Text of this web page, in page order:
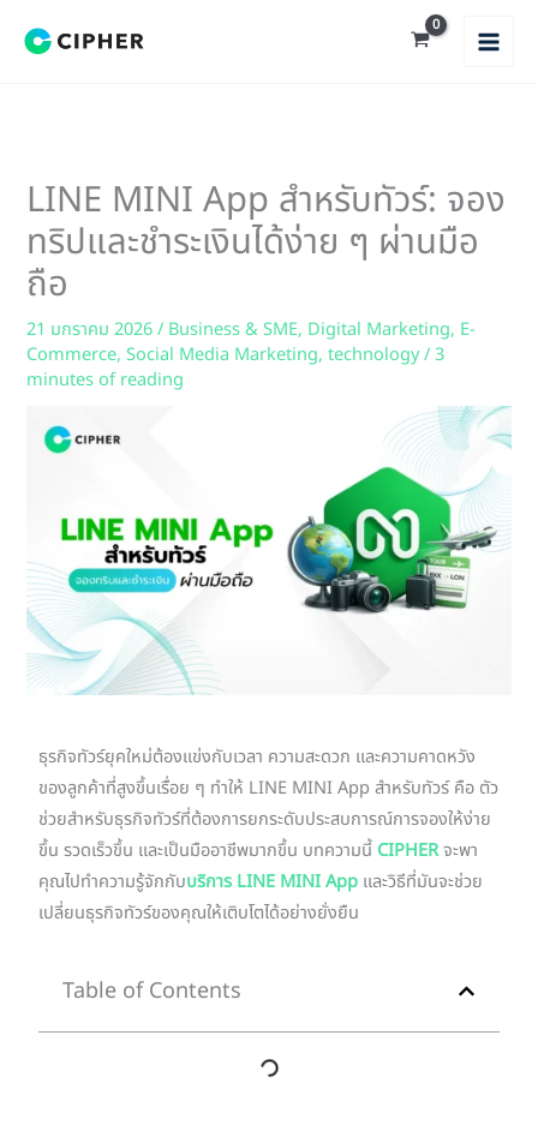
LINE MINI App สำหรับทัวร์: จอง
ทริปและชำระเงินได้ง่าย ๆ ผ่านมือ
ถือ
21 มกราคม 2026/ Business & SME, Digital Marketing, E-
Commerce,Social Media Marketing,technology/3
minutes of reading
ธุรกิจทัวร์ยุคใหม่ต้องแข่งกับเวลา ความสะดวก และความคาดหวัง
ของลูกค้าที่สูงขึ้นเรื่อย ๆ ทำให้ LINE MINI App สำหรับทัวร์ คือ ตัว
ช่วยสำหรับธุรกิจทัวร์ที่ต้องการยกระดับประสบการณ์การจองให้ง่าย
ขึ้น รวดเร็วขึ้น และเป็นมืออาชีพมากขึ้น บทความนี้ CIPHERจะพา
คุณไปทำความรู้จักกับบริการ LINE MINI App และวิธีที่มันจะช่วย
เปลี่ยนธุรกิจทัวร์ของคุณให้เติบโตได้อย่างยั่งยืน
Table of Contents